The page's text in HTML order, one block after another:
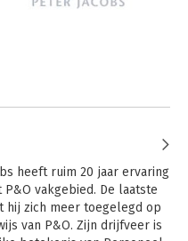
heeft ruim 20 jaar ervaring
P&O vakgebied. De laatste
hij zich meer toegelegd op
van P&O. Zijn drijfveer is